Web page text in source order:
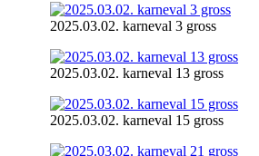
2025.03.02. karneval 3 gross
2025.03.02. karneval 13 gross
2025.03.02. karneval 15 gross